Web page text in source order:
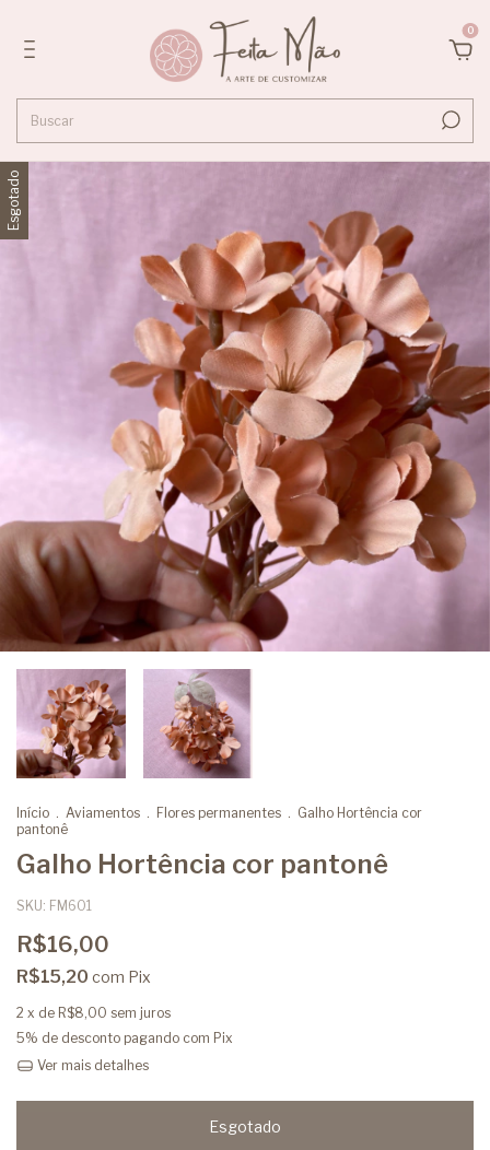
0
Esgotado
Início . Aviamentos . Flores permanentes . Galho Hortência cor
pantonê
Galho Hortência cor pantonê
SKU: FM601
R$16,00
R$15,20 com Pix
2 x de R$8,00 sem juros
5% de desconto pagando com Pix
Ver mais detalhes